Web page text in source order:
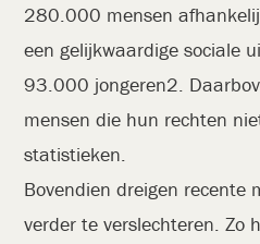
280.000 mensen
een gelijkwaardige sociale
93.000 jongeren2.
mensen die hun rechten
statistieken.
Bovendien dreigen recente
verder te verslechteren. Zo